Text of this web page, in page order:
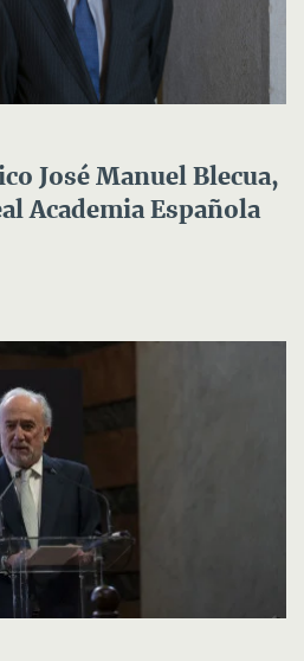
José Manuel Blecua,
Academia Española